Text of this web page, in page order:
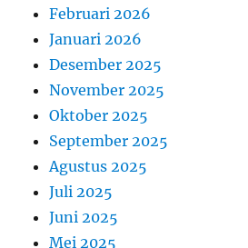
Februari 2026
Januari 2026
Desember 2025
November 2025
Oktober 2025
September 2025
Agustus 2025
Juli 2025
Juni 2025
Mei 2025